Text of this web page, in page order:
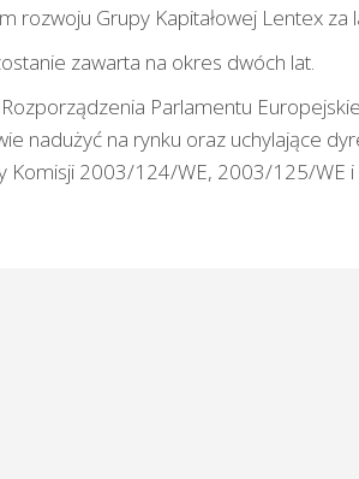
rozwoju Grupy Kapitałowej Lentex za
zawarta na okres dwóch lat.
Parlamentu
nadużyć na rynku oraz uchylające
Komisji 2003/124/WE, 2003/125/WE